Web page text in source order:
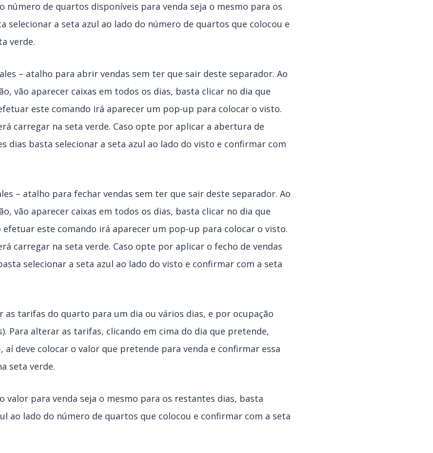
número de quartos disponíveis para venda seja o mesmo para os
selecionar a seta azul ao lado do número de quartos que colocou e
verde.
– atalho para abrir vendas sem ter que sair deste separador. Ao
vão aparecer caixas em todos os dias, basta clicar no dia que
este comando irá aparecer um pop-up para colocar o visto.
carregar na seta verde. Caso opte por aplicar a abertura de
dias basta selecionar a seta azul ao lado do visto e confirmar com
– atalho para fechar vendas sem ter que sair deste separador. Ao
vão aparecer caixas em todos os dias, basta clicar no dia que
efetuar este comando irá aparecer um pop-up para colocar o visto.
carregar na seta verde. Caso opte por aplicar o fecho de vendas
selecionar a seta azul ao lado do visto e confirmar com a seta
as tarifas do quarto para um dia ou vários dias, e por ocupação
Para alterar as tarifas, clicando em cima do dia que pretende,
aí deve colocar o valor que pretende para venda e confirmar essa
seta verde.
valor para venda seja o mesmo para os restantes dias, basta
ao lado do número de quartos que colocou e confirmar com a seta